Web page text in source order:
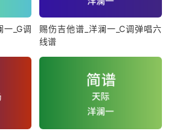
_G调
赐伤吉他谱_洋澜一_C调弹唱六
线谱